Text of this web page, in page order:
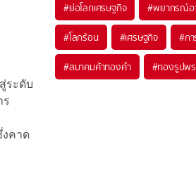
ระดับ
ร
งคาด
#ย่อโลกเศรษฐกิจ #พยากรณ์อ
#โลกร้อน #เศรษฐกิจ #ก
#สมาคมค้าทองคำ #ทองรูปพ